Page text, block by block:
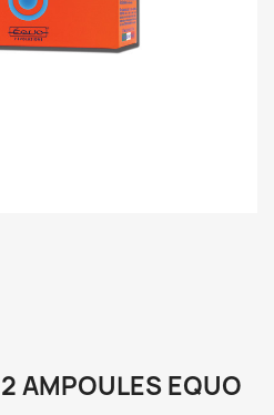
AMPOULES EQUO